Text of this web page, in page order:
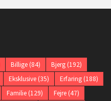
Billige(84) Bjerg(192)
Eksklusive(35) Erfaring(188)
Familie(129) Fejre(47)